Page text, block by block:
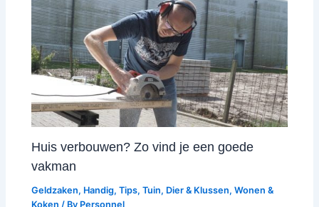
Huis verbouwen? Zo vind je een goede
vakman
Geldzaken, Handig,Tips,Tuin, Dier & Klussen,Wonen &
Koken / By Personnel